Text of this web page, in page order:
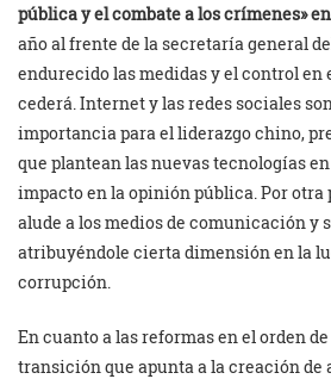
pública y el combate a los crímenes» en
año al frente de la secretaría general
endurecido las medidas y el control en
cederá. Internet y las redes sociales
importancia para el liderazgo chino,
que plantean las nuevas tecnologías
impacto en la opinión pública. Por otra
alude a los medios de comunicación y
atribuyéndole cierta dimensión en la
corrupción.
En cuanto a las reformas en el orden de
transición que apunta a la creación de